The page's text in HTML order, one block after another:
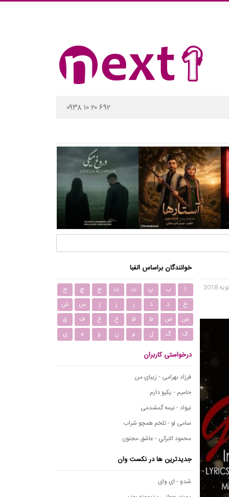
۰۹۳۸ ۱۰ ۲۰ ۶۹۲
خوانندگان براساس الفبا
ا ب پ ت ث ج چ
ح
خ
د ذ ر ز ژ س
ش
ص
ض ط ظ ع غ ف
ق
ک
گ ل م ن و ه ی
درخواستی کاربران
فرزاد بهرامی - زیبای من
حامیم - یکیو دارم
نیواد - نیمه گمشدمی
سامی لو - تلخم همچو شراب
محمود التركي - عاشق مجنون
جدیدترین ها در نکست وان
شدو - ای وای